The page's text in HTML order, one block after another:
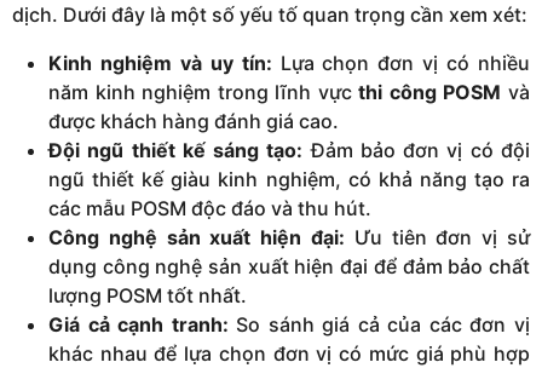
dịch. Dưới đây là một số yếu tố quan trọng cần xem xét:
Kinh nghiệm và uy tín: Lựa chọn đơn vị có nhiều
năm kinh nghiệm trong lĩnh vựcthi công POSM và
được khách hàng đánh giá cao.
Đội ngũ thiết kế sáng tạo: Đảm bảo đơn vị có đội
ngũ thiết kế giàu kinh nghiệm, có khả năng tạo ra
các mẫu POSM độc đáo và thu hút.
Công nghệ sản xuất hiện đại: Ưu tiên đơn vị sử
dụng công nghệ sản xuất hiện đại để đảm bảo chất
lượng POSM tốt nhất.
Giá cả cạnh tranh: So sánh giá cả của các đơn vị
khác nhau để lựa chọn đơn vị có mức giá phù hợp